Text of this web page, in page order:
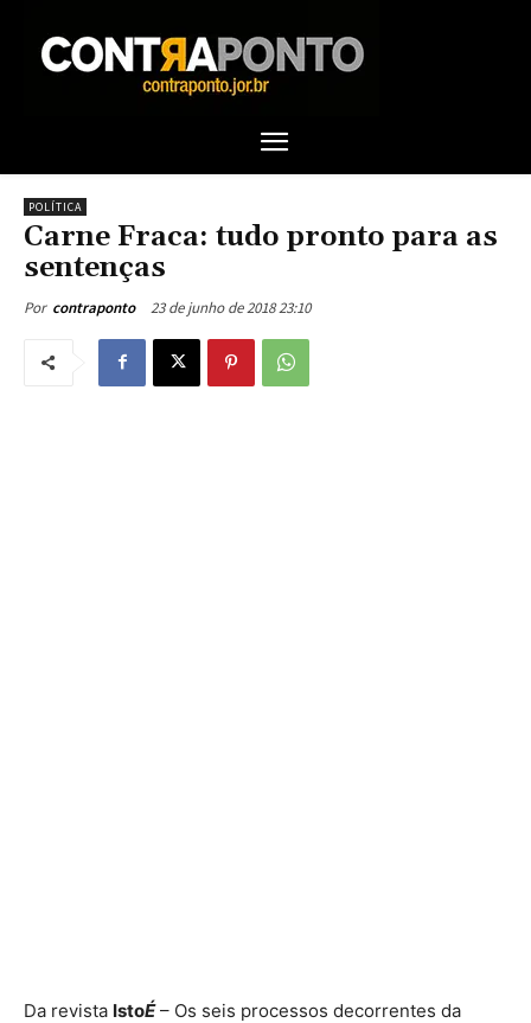
POLÍTICA
Carne Fraca: tudo pronto para as
sentenças
Por contraponto 23 de junho de 2018 23:10
Da revista IstoÉ– Os seis processos decorrentes da